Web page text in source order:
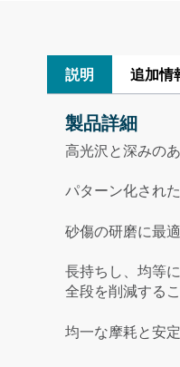
説明 追加情
製品詳細
高光沢と深みの
パターン化され
砂傷の研磨に最
長持ちし、均等
全段を削減するこ
均一な摩耗と安